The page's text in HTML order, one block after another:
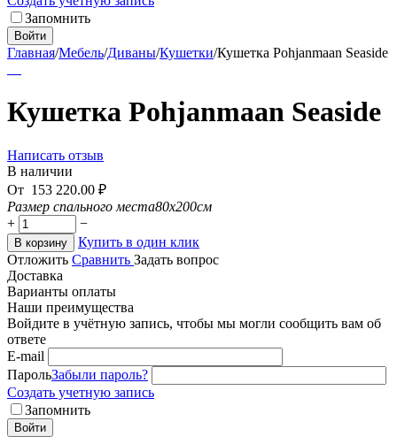
Запомнить
Войти
Главная/Мебель/Диваны/Кушетки/Кушетка Pohjanmaan Seaside
Кушетка Pohjanmaan Seaside
Написать отзыв
В наличии
От 153 220.00 ₽
Размер спального места80х200см
+
−
В корзину
Купить в один клик
Отложить Сравнить Задать вопрос
Доставка
Варианты оплаты
Наши преимущества
Войдите в учётную запись, чтобы мы могли сообщить вам об
ответе
E-mail
ПарольЗабыли пароль?
Создать учетную запись
Запомнить
Войти